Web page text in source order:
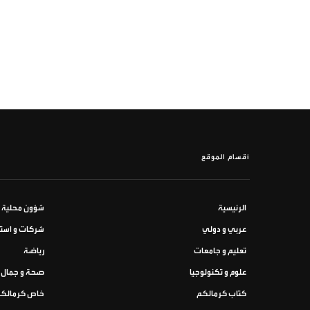
أقسام الموقع
الرئيسية شؤون محلية
عربي و دولي شركات و
تعليم و جامعات رياضة
علوم و تكنولوجيا صحة و جمال
كتاب كرمالكم خاص